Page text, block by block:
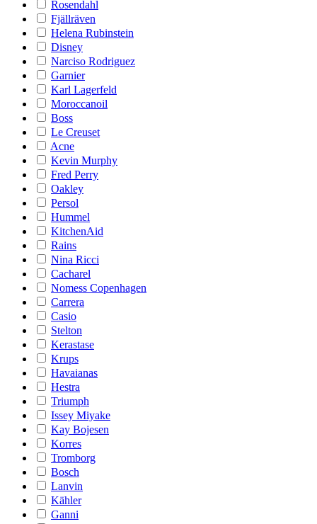
Rosendahl
Fjällräven
Helena Rubinstein
Disney
Narciso Rodriguez
Garnier
Karl Lagerfeld
Moroccanoil
Boss
Le Creuset
Acne
Kevin Murphy
Fred Perry
Oakley
Persol
Hummel
KitchenAid
Rains
Nina Ricci
Cacharel
Nomess Copenhagen
Carrera
Casio
Stelton
Kerastase
Krups
Havaianas
Hestra
Triumph
Issey Miyake
Kay Bojesen
Korres
Tromborg
Bosch
Lanvin
Kähler
Ganni